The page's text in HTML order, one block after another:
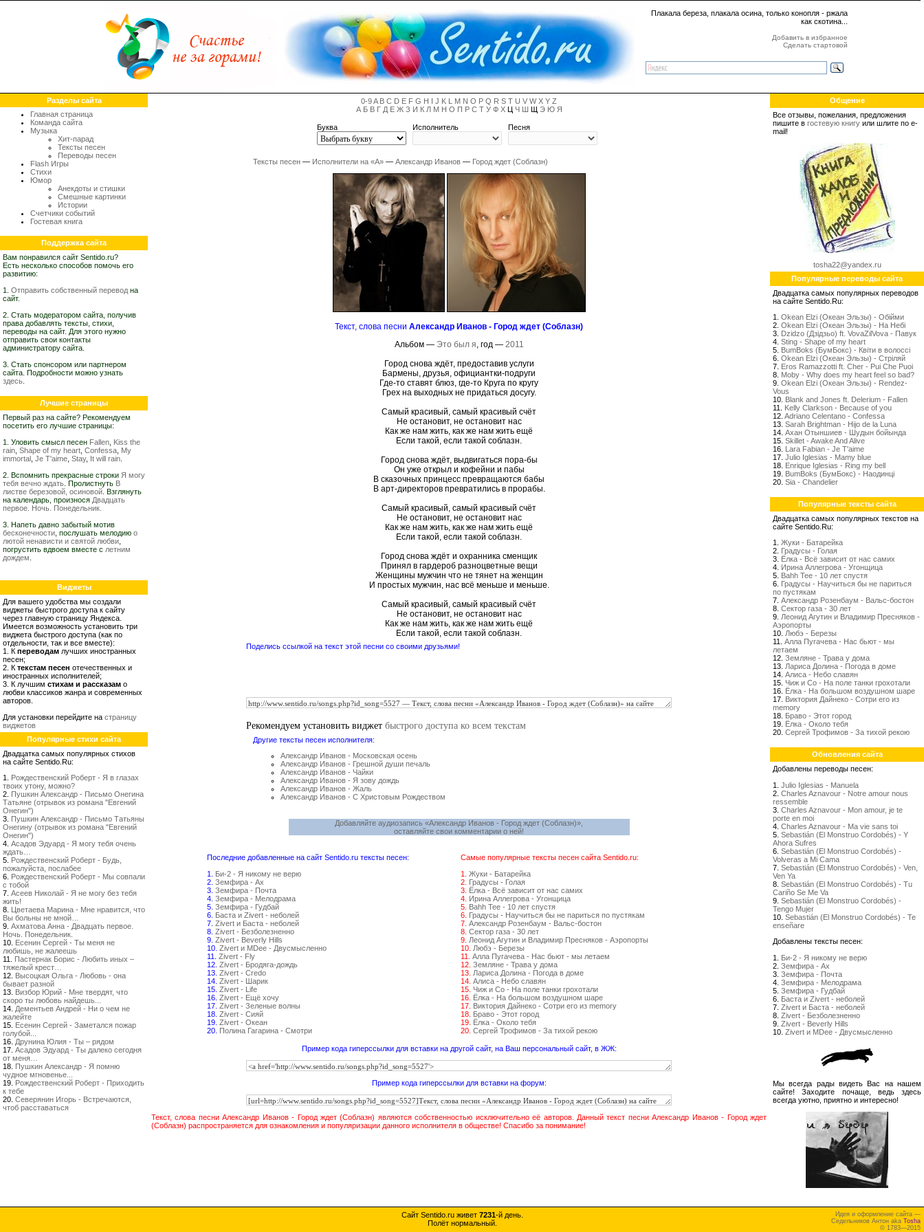
Плакала береза, плакала осина, только конопля - ржала
как скотина...
Добавить в избранное
Сделать стартовой
Разделы сайта
Главная страница
Команда сайта
Музыка
Хит-парад
Тексты песен
Переводы песен
Flash Игры
Стихи
Юмор
Анекдоты и стишки
Смешные картинки
Истории
Счетчики событий
Гостевая книга
Поддержка сайта
Вам понравился сайт Sentido.ru?
Есть несколько способов помочь его
развитию:
1. Отправить собственный перевод на
сайт.
2. Стать модератором сайта, получив
права добавлять тексты, стихи,
переводы на сайт. Для этого нужно
отправить свои контакты
администратору сайта.
3. Стать спонсором или партнером
сайта. Подробности можно узнать
здесь
Лучшие страницы
Первый раз на сайте? Рекомендуем
посетить его лучшие страницы:
1. Уловить смысл песен Fallen Kiss the
rain Shape of my heart Confessa My
immortal Je T'aime Stay, It will rain
2. Вспомнить прекрасные строки Я могу
тебя вечно ждать . Пролистнуть В
листве березовой, осиновой . Взглянуть
на календарь, произнося Двадцать
первое. Ночь. Понедельник.
3. Напеть давно забытый мотив
бесконечности , послушать мелодию о
лютой ненависти и святой любви
погрустить вдвоем вместе с летним
дождем
Виджеты
Для вашего удобства мы создали
виджеты быстрого доступа к сайту
через главную страницу Яндекса.
Имеется возможность установить три
виджета быстрого доступа (как по
отдельности, так и все вместе):
1. К переводам лучших иностранных
песен;
2. К текстам песен отечественных и
иностранных исполнителей;
3. К лучшим стихам и рассказам о
любви классиков жанра и современных
авторов.
Для установки перейдите на страницу
виджетов
Популярные стихи сайта
Двадцатка самых популярных стихов
на сайте Sentido.Ru:
1. Рождественский Роберт - Я в глазах
твоих утону, можно?
2. Пушкин Александр - Письмо Онегина
Татьяне (отрывок из романа "Евгений
Онегин")
3. Пушкин Александр - Письмо Татьяны
Онегину (отрывок из романа "Евгений
Онегин")
4. Асадов Эдуард - Я могу тебя очень
ждать…
5. Рождественский Роберт - Будь,
пожалуйста, послабее
6. Рождественский Роберт - Мы совпали
с тобой
7. Асеев Николай - Я не могу без тебя
жить!
8. Цветаева Марина - Мне нравится, что
Вы больны не мной…
9. Ахматова Анна - Двадцать первое.
Ночь. Понедельник.
10. Есенин Сергей - Ты меня не
любишь, не жалеешь
11. Пастернак Борис - Любить иных –
тяжелый крест…
12. Высоцкая Ольга - Любовь - она
бывает разной
13. Визбор Юрий - Мне твердят, что
скоро ты любовь найдешь...
14. Дементьев Андрей - Ни о чем не
жалейте
15. Есенин Сергей - Заметался пожар
голубой...
16. Друнина Юлия - Ты – рядом
17. Асадов Эдуард - Ты далеко сегодня
от меня…
18. Пушкин Александр - Я помню
чудное мгновенье...
19. Рождественский Роберт - Приходить
к тебе
20. Северянин Игорь - Встречаются,
чтоб расставаться
0-9A B C D E F G H I J K L M N O P Q R S T U V W X Y Z
А Б В Г Д Е Ж З И К Л М Н О П Р С Т У Ф ХЦ Ч ШЩ Э Ю Я
Буква Исполнитель Песня
Тексты песен— Исполнители на «А»— Александр Иванов— Город ждет (Соблазн)
Текст, слова песни Александр Иванов - Город ждет (Соблазн)
Альбом — Это был я, год — 2011
Город снова ждёт, предоставив услуги
Бармены, друзья, официантки-подруги
Где-то ставят блюз, где-то Круга по кругу
Грех на выходных не придаться досугу.
Самый красивый, самый красивый счёт
Не остановит, не остановит нас
Как же нам жить, как же нам жить ещё
Если такой, если такой соблазн.
Город снова ждёт, выдвигаться пора-бы
Он уже открыл и кофейни и пабы
В сказочных принцесс превращаются бабы
В арт-директоров превратились в прорабы.
Самый красивый, самый красивый счёт
Не остановит, не остановит нас
Как же нам жить, как же нам жить ещё
Если такой, если такой соблазн.
Город снова ждёт и охранника сменщик
Принял в гардероб разноцветные вещи
Женщины мужчин что не тянет на женщин
И простых мужчин, нас всё меньше и меньше.
Самый красивый, самый красивый счёт
Не остановит, не остановит нас
Как же нам жить, как же нам жить ещё
Если такой, если такой соблазн.
Поделись ссылкой на текст этой песни со своими друзьями!
Рекомендуем установить виджет быстрого доступа ко всем текстам
Другие тексты песен исполнителя:
Александр Иванов - Московская осень
Александр Иванов - Грешной души печаль
Александр Иванов - Чайки
Александр Иванов - Я зову дождь
Александр Иванов - Жаль
Александр Иванов - С Христовым Рождеством
Добавляйте аудиозапись «Александр Иванов - Город ждет (Соблазн)»,
оставляйте свои комментарии о ней!
Последние добавленные на сайт Sentido.ru тексты песен:
1.
Би-2 - Я никому не верю
2. Земфира - Ах
3. Земфира - Почта
4. Земфира - Мелодрама
5. Земфира - Гудбай
6. Баста и Zivert - неболей
7. Zivert и Баста - неболей
8. Zivert - Безболезненно
9. Zivert - Beverly Hills
10. Zivert и MDee - Двусмысленно
11. Zivert - Fly
12. Zivert - Бродяга-дождь
13. Zivert - Credo
14. Zivert - Шарик
15. Zivert - Life
16. Zivert - Ещё хочу
17. Zivert - Зеленые волны
18. Zivert - Сияй
19. Zivert - Океан
20. Полина Гагарина - Смотри
Самые популярные тексты песен сайта Sentido.ru:
1. Жуки - Батарейка
2. Градусы - Голая
3. Ёлка - Всё зависит от нас самих
4. Ирина Аллегрова - Угонщица
5. Bahh Tee - 10 лет спустя
6. Градусы - Научиться бы не париться по пустякам
7. Александр Розенбаум - Вальс-бостон
8. Сектор газа - 30 лет
9. Леонид Агутин и Владимир Пресняков - Аэропорты
10. Любэ - Березы
11. Алла Пугачева - Нас бьют - мы летаем
12. Земляне - Трава у дома
13. Лариса Долина - Погода в доме
14. Алиса - Небо славян
15. Чиж и Со - На поле танки грохотали
16. Ёлка - На большом воздушном шаре
17. Виктория Дайнеко - Сотри его из memory
18. Браво - Этот город
19. Ёлка - Около тебя
20. Сергей Трофимов - За тихой рекою
Пример кода гиперссылки для вставки на другой сайт, на Ваш персональный сайт, в ЖЖ:
Пример кода гиперссылки для вставки на форум:
Текст, слова песни Александр Иванов - Город ждет (Соблазн) являются собственностью исключительно её авторов. Данный текст песни Александр Иванов - Город ждет
(Соблазн) распространяется для ознакомления и популяризации данного исполнителя в обществе! Спасибо за понимание!
Общение
Все отзывы, пожелания, предложения
пишите в гостевую книгу или шлите по e-
mail!
tosha22@yandex.ru
Популярные переводы сайта
Двадцатка самых популярных переводов
на сайте Sentido.Ru:
1. Okean Elzi (Океан Эльзы) - Обійми
2. Okean Elzi (Океан Эльзы) - На Небі
3. Dzidzo (Дзідзьо) ft. VovaZilVova - Павук
4. Sting - Shape of my heart
5. BumBoks (БумБокс) - Квіти в волоссі
6. Okean Elzi (Океан Эльзы) - Стрiляй
7. Eros Ramazzotti ft. Cher - Pui Che Puoi
8. Moby - Why does my heart feel so bad?
9. Okean Elzi (Океан Эльзы) - Rendez-
Vous
10. Blank and Jones ft. Delerium - Fallen
11. Kelly Clarkson - Because of you
12. Adriano Celentano - Confessa
13. Sarah Brightman - Hijo de la Luna
14. Ахан Отыншиев - Шудын бойында
15. Skillet - Awake And Alive
16. Lara Fabian - Je T'aime
17. Julio Iglesias - Mamy blue
18. Enrique Iglesias - Ring my bell
19. BumBoks (БумБокс) - Наодинці
20. Sia - Chandelier
Популярные тексты сайта
Двадцатка самых популярных текстов на
сайте Sentido.Ru:
1. Жуки - Батарейка
2. Градусы - Голая
3. Ёлка - Всё зависит от нас самих
4. Ирина Аллегрова - Угонщица
5. Bahh Tee - 10 лет спустя
6. Градусы - Научиться бы не париться
по пустякам
7. Александр Розенбаум - Вальс-бостон
8. Сектор газа - 30 лет
9. Леонид Агутин и Владимир Пресняков -
Аэропорты
10. Любэ - Березы
11. Алла Пугачева - Нас бьют - мы
летаем
12. Земляне - Трава у дома
13. Лариса Долина - Погода в доме
14. Алиса - Небо славян
15. Чиж и Со - На поле танки грохотали
16. Ёлка - На большом воздушном шаре
17. Виктория Дайнеко - Сотри его из
memory
18. Браво - Этот город
19. Ёлка - Около тебя
20. Сергей Трофимов - За тихой рекою
Обновления сайта
Добавлены переводы песен:
1. Julio Iglesias - Manuela
2. Charles Aznavour - Notre amour nous
ressemble
3. Charles Aznavour - Mon amour, je te
porte en moi
4. Charles Aznavour - Ma vie sans toi
5. Sebastián (El Monstruo Cordobés) - Y
Ahora Sufres
6. Sebastián (El Monstruo Cordobés) -
Volveras a Mi Cama
7. Sebastián (El Monstruo Cordobés) - Ven,
Ven Ya
8. Sebastián (El Monstruo Cordobés) - Tu
Cariño Se Me Va
9. Sebastián (El Monstruo Cordobés) -
Tengo Mujer
10. Sebastián (El Monstruo Cordobés) - Te
enseñare
Добавлены тексты песен:
1. Би-2 - Я никому не верю
2. Земфира - Ах
3. Земфира - Почта
4. Земфира - Мелодрама
5. Земфира - Гудбай
6. Баста и Zivert - неболей
7. Zivert и Баста - неболей
8. Zivert - Безболезненно
9. Zivert - Beverly Hills
10. Zivert и MDee - Двусмысленно
Мы всегда рады видеть Вас на нашем
сайте! Заходите почаще, ведь здесь
всегда уютно, приятно и интересно!
Сайт Sentido.ru живет 7231-й день.
Полёт нормальный.
Идея и оформление сайта —
Седельников Антон aka Tosha
© 1783—2015